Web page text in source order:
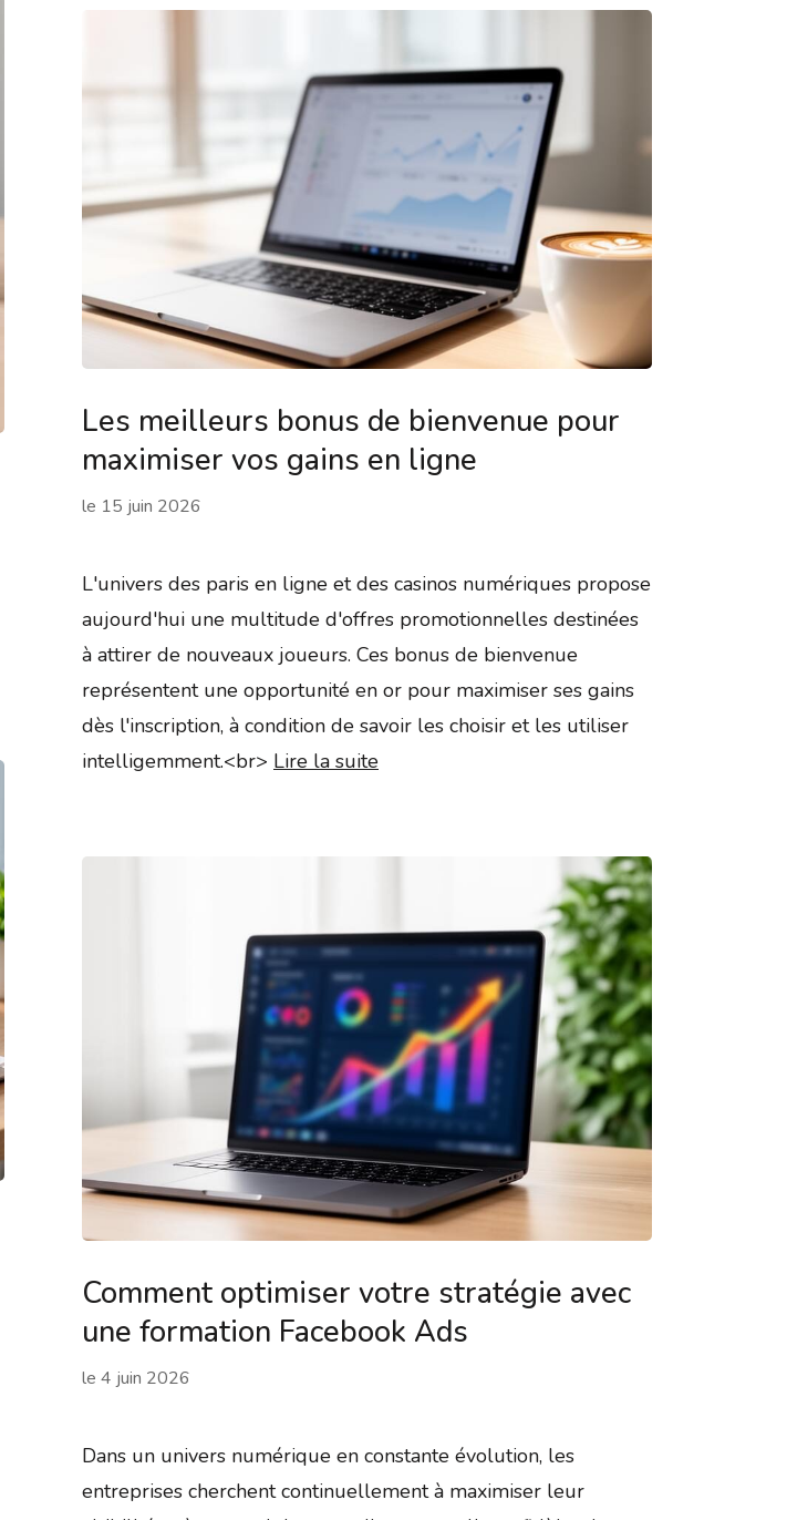
Les meilleurs bonus de bienvenue pour
maximiser vos gains en ligne
le 15 juin 2026
L'univers des paris en ligne et des casinos numériques propose
aujourd'hui une multitude d'offres promotionnelles destinées
à attirer de nouveaux joueurs. Ces bonus de bienvenue
représentent une opportunité en or pour maximiser ses gains
dès l'inscription, à condition de savoir les choisir et les utiliser
intelligemment.<br> Lire la suite
Comment optimiser votre stratégie avec
une formation Facebook Ads
le 4 juin 2026
Dans un univers numérique en constante évolution, les
entreprises cherchent continuellement à maximiser leur